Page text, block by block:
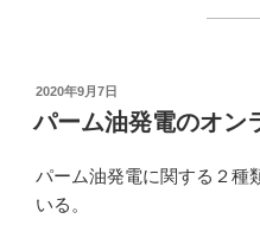
投
日:
2020年9月7日
パーム油発電のオン
パーム油発電に関する２種
いる。